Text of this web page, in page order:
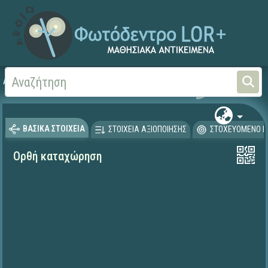
Αρχική ΕΡΓΑ ΙΤΥΕ 1996-2008
ΒΑΣΙΚΑ ΣΤΟΙΧΕΙΑ ΣΤΟΙΧΕΙΑ ΑΞΙΟΠΟΙΗΣΗΣ ΣΤΟΧΕΥΟΜΕΝΟ
Ορθή καταχώρηση